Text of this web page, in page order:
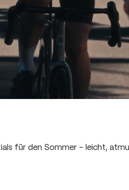
für den Sommer - leicht,